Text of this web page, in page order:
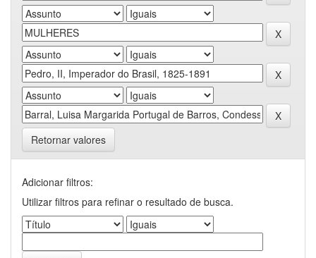
Retornar valores
Adicionar filtros:
Utilizar filtros para refinar o resultado de busca.